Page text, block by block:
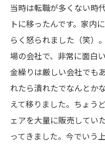
当時は転職が多くない時
トに移ったんです。家内
らく怒られました（笑）
場の会社で、非常に面白
金繰りは厳しい会社でも
れたら潰れたでなんとか
えて移りました。ちょう
ェアを大量に販売してい
ってきました。今でいう